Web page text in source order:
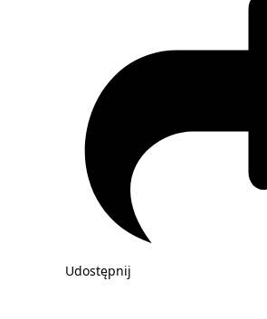
Udostępnij